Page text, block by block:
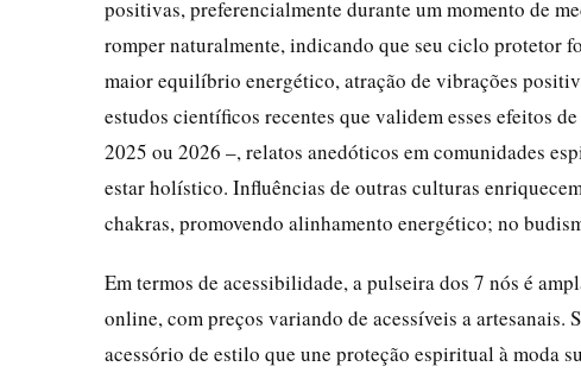
positivas, preferencialmente durante um momento de
romper naturalmente, indicando que seu ciclo protetor
maior equilíbrio energético, atração de vibrações
estudos científicos recentes que validem esses efeitos
2025 ou 2026 –, relatos anedóticos em comunidades
estar holístico. Influências de outras culturas
chakras, promovendo alinhamento energético; no
Em termos de acessibilidade, a pulseira dos 7 nós é
online, com preços variando de acessíveis a artesanais.
acessório de estilo que une proteção espiritual à moda